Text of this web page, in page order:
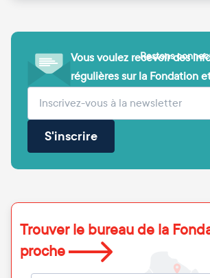
Vous voulez recevoir des
régulières sur la Fondation
Votre adresse e-mail (obligatoire)
S'inscrire
Restons
Trouver le bureau de la
proche